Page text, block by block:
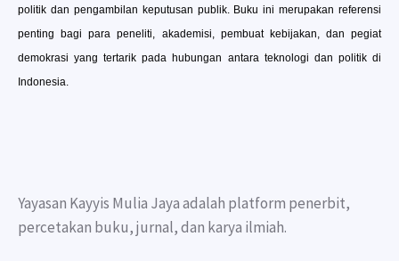
politik dan pengambilan keputusan publik. Buku ini merupakan referensi
penting bagi para peneliti, akademisi, pembuat kebijakan, dan pegiat
demokrasi yang tertarik pada hubungan antara teknologi dan politik di
Indonesia.
Yayasan Kayyis Mulia Jaya adalah platform penerbit,
percetakan buku, jurnal, dan karya ilmiah.